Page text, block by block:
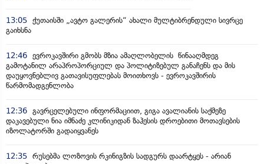
13:05 ქუთაისში „ავტო გალერის“ ახალი მულტიბრენდული სივრცე
გაიხსნა
12:46 ევროკავშირი გმობს მზია ამაღლობელის წინააღმდეგ
გამოტანილ არაპროპორციულ და პოლიტიზებულ განაჩენს და მის
დაუყოვნებლივ გათავისუფლებას მოითხოვს - ევროკავშირის
წარმომადგენლობა
12:36 გავრცელებული ინფორმაციით, გიგა ავალიანის საქმეზე
დაკავებული ნია იმნაძე კლინიკიდან ზაჰესის დროებითი მოთავსების
იზოლატორში გადაიყვანეს
12:35 რუსებმა ლოზოვის რკინიგზის სადგურს დაარტყეს - არიან